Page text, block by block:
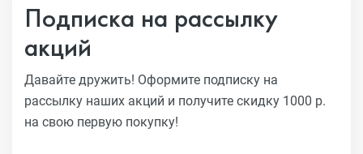
Подписка на рассылку
акций
Давайте дружить! Оформите подписку на
рассылку наших акций и получите скидку 1000 р.
на свою первую покупку!